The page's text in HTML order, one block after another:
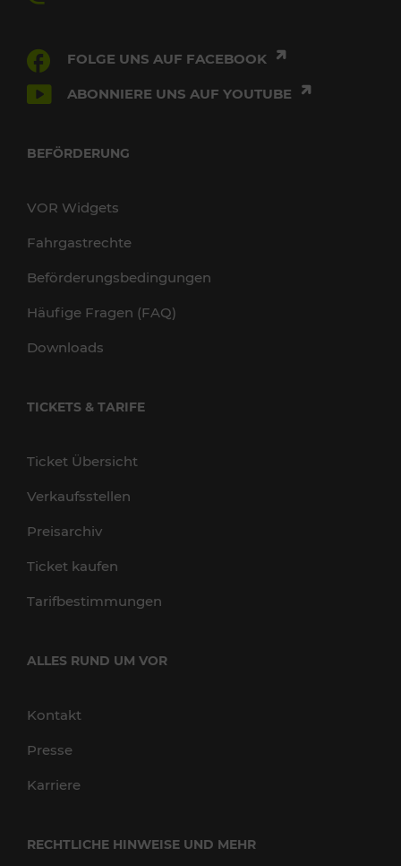
FOLGE UNS AUF FACEBOOK
ABONNIERE UNS AUF YOUTUBE
BEFÖRDERUNG
VOR Widgets
Fahrgastrechte
Beförderungsbedingungen
Häufige Fragen (FAQ)
Downloads
TICKETS & TARIFE
Ticket Übersicht
Verkaufsstellen
Preisarchiv
Ticket kaufen
Tarifbestimmungen
ALLES RUND UM VOR
Kontakt
Presse
Karriere
RECHTLICHE HINWEISE UND MEHR